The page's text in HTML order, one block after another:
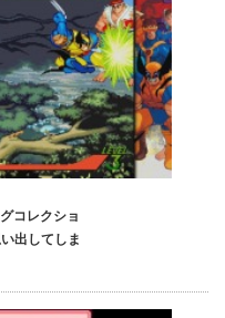
コレクショ
出してしま